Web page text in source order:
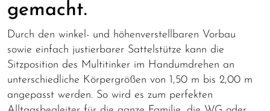
gemacht.
Durch den winkel- und höhenverstellbaren Vorbau
sowie einfach justierbarer Sattelstütze kann die
Sitzposition des Multitinker im Handumdrehen an
unterschiedliche Körpergrößen von 1,50 m bis 2,00 m
angepasst werden. So wird es zum perfekten